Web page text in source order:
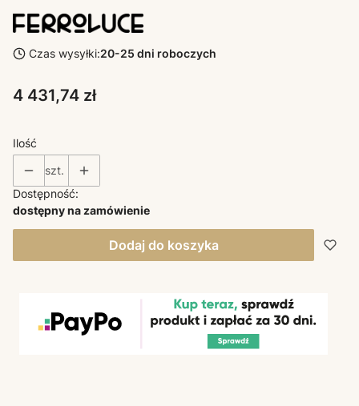
Czas wysyłki:20-25 dni roboczych
Cena
4 431,74 zł
Ilość
szt.
Dostępność:
dostępny na zamówienie
Dodaj do koszyka